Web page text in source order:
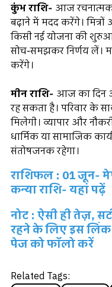
कुंभ राशि- आज
बढ़ाने में मदद करेंगे।
किसी नई योजना की
सोच-समझकर निर्णय लें।
करेंगे।
मीन राशि- आज का दिन
रह सकता है। परिवार के
मिलेगी। व्यापार और
धार्मिक या सामाजिक
संतोषजनक रहेगा।
राशिफल : 01 जून-
कन्या राशि- यहां पढ़ें
नोट : ऐसी ही तेज़,
रहने के लिए इस
पेज को फॉलो करें
Related Tags: